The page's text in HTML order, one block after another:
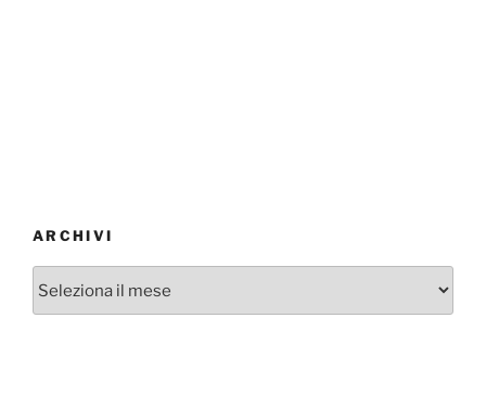
ARCHIVI